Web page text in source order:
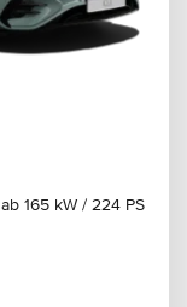
ab 165 kW / 224 PS